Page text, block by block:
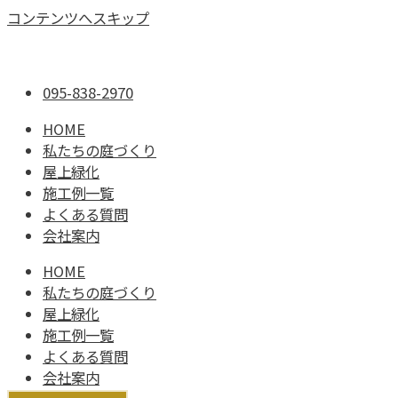
コンテンツへスキップ
095-838-2970
HOME
私たちの庭づくり
屋上緑化
施工例一覧
よくある質問
会社案内
HOME
私たちの庭づくり
屋上緑化
施工例一覧
よくある質問
会社案内